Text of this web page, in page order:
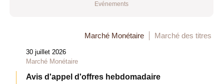
Evénements
Marché Monétaire Marché des titres
30 juillet 2026
Marché Monétaire
Avis d'appel d'offres hebdomadaire